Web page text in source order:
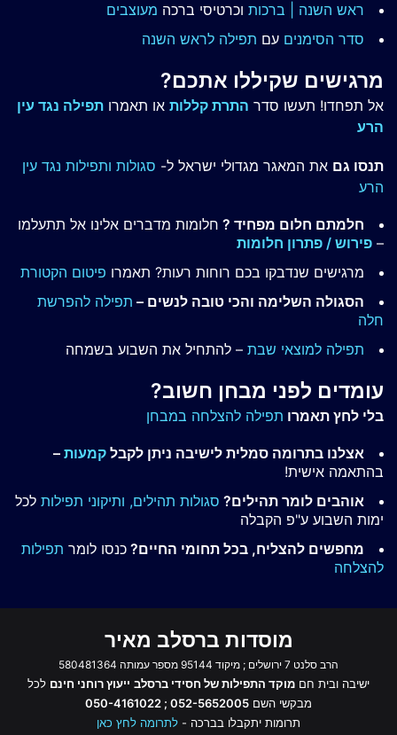
ראש השנה | ברכות וכרטיסי ברכה מעוצבים
סדר הסימנים עם תפילה לראש השנה
מרגישים שקיללו אתכם?
אל תפחדו! תעשו סדר התרת קללות או תאמרו תפילה נגד עין
הרע
תנסו גם את המאגר מגדולי ישראל ל- סגולות ותפילות נגד עין
הרע
חלמתם חלום מפחיד ? חלומות מדברים אלינו אל תתעלמו
– פירוש / פתרון חלומות
מרגישים שנדבקו בכם רוחות רעות? תאמרו פיטום הקטורת
הסגולה השלימה והכי טובה לנשים – תפילה להפרשת
חלה
תפילה למוצאי שבת – להתחיל את השבוע בשמחה
עומדים לפני מבחן חשוב?
בלי לחץ תאמרו תפילה להצלחה במבחן
אצלנו בתרומה סמלית לישיבה ניתן לקבל קמעות –
בהתאמה אישית!
אוהבים לומר תהילים? סגולות תהילים, ותיקוני תפילות לכל
ימות השבוע ע"פ הקבלה
מחפשים להצליח, בכל תחומי החיים? כנסו לומר תפילות
להצלחה
מוסדות ברסלב מאיר
הרב סלנט 7 ירושלים ; מיקוד 95144 מספר עמותה 580481364
ישיבה ובית חם מוקד התפילות של חסידי ברסלב ייעוץ רוחני חינם לכל
מבקשי השם 052-5652005 ; 050-4161022
תרומות יתקבלו בברכה - לתרומה לחץ כאן